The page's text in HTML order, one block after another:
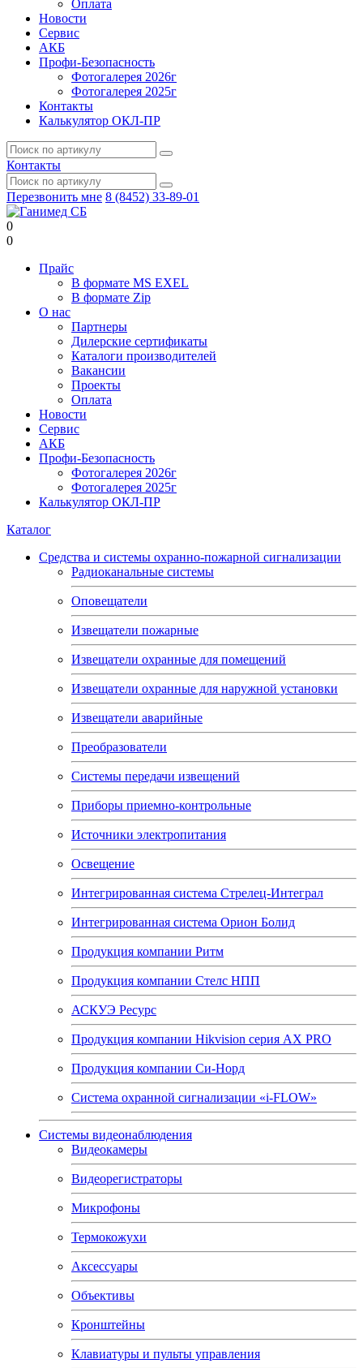
Оплата
Новости
Сервис
АКБ
Профи-Безопасность
Фотогалерея 2026г
Фотогалерея 2025г
Контакты
Калькулятор ОКЛ-ПР
Контакты
Перезвонить мне 8 (8452) 33-89-01
0
0
Прайс
В формате MS EXEL
В формате Zip
О нас
Партнеры
Дилерские сертификаты
Каталоги производителей
Вакансии
Проекты
Оплата
Новости
Сервис
АКБ
Профи-Безопасность
Фотогалерея 2026г
Фотогалерея 2025г
Калькулятор ОКЛ-ПР
Каталог
Средства и системы охранно-пожарной сигнализации
Радиоканальные системы
Оповещатели
Извещатели пожарные
Извещатели охранные для помещений
Извещатели охранные для наружной установки
Извещатели аварийные
Преобразователи
Системы передачи извещений
Приборы приемно-контрольные
Источники электропитания
Освещение
Интегрированная система Стрелец-Интеграл
Интегрированная система Орион Болид
Продукция компании Ритм
Продукция компании Стелс НПП
АСКУЭ Ресурс
Продукция компании Hikvision серия AX PRO
Продукция компании Си-Норд
Система охранной сигнализации «i-FLOW»
Системы видеонаблюдения
Видеокамеры
Видеорегистраторы
Микрофоны
Термокожухи
Аксессуары
Объективы
Кронштейны
Клавиатуры и пульты управления